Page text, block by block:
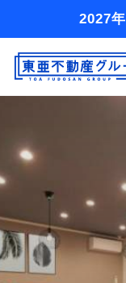
2027
買う
店舗
オーナー様
入居者様専用
解約のお申込み